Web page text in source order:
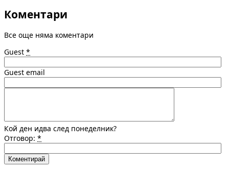
Коментари
Все още няма коментари
Guest *
Guest email
Кой ден идва след понеделник?
Отговор: *